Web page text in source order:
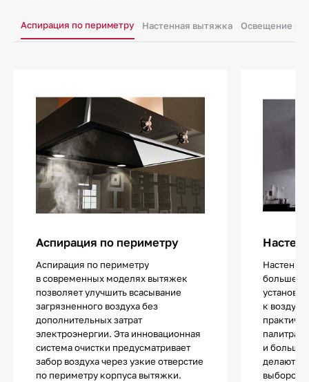
Аспирация по периметру Настенная вытяжка Освещение
Аспирация по периметру
Аспирация по периметру
в современных моделях вытяжек
позволяет улучшить всасывание
загрязненного воздуха без
дополнительных затрат
электроэнергии. Эта инновационная
система очистки предусматривает
забор воздуха через узкие отверстие
по периметру корпуса вытяжки.
больше
к
палитра
и
делают
выбором